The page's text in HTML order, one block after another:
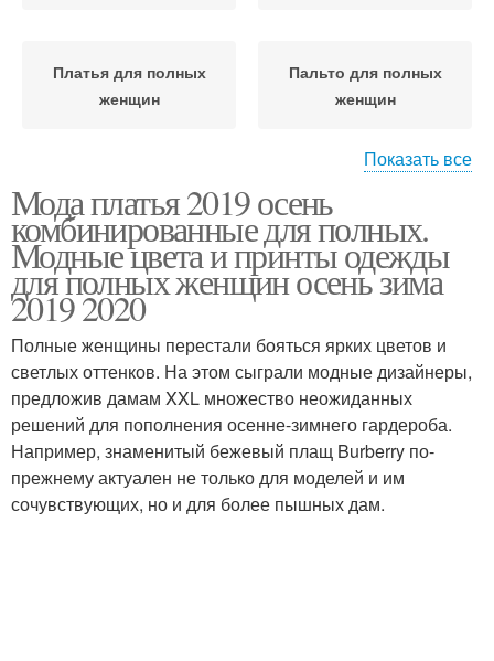
Платья для полных
женщин
Пальто для полных
женщин
Моды для полных
женщин
Показать все
Мода платья 2019 осень
комбинированные для полных.
Модные цвета и принты одежды
для полных женщин осень зима
2019 2020
Полные женщины перестали бояться ярких цветов и
светлых оттенков. На этом сыграли модные дизайнеры,
предложив дамам XXL множество неожиданных
решений для пополнения осенне-зимнего гардероба.
Например, знаменитый бежевый плащ Burberry по-
прежнему актуален не только для моделей и им
сочувствующих, но и для более пышных дам.